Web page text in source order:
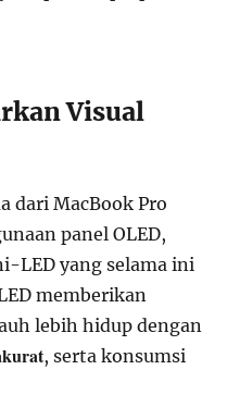
Visual
dari MacBook Pro
panel OLED,
LED yang selama ini
memberikan
lebih hidup dengan
, serta konsumsi